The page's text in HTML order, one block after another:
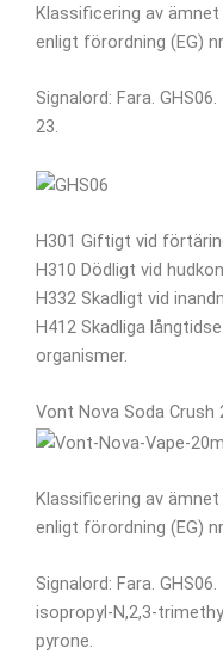
Klassificering av
enligt förordning (EG)
Signalord: Fara.
23.
H301 Giftigt vid
H310 Dödligt vid
H332 Skadligt vid
H412 Skadliga
organismer.
Vont Nova Soda Crush
Klassificering av
enligt förordning (EG)
Signalord: Fara.
isopropyl-N,2,3-
pyrone.